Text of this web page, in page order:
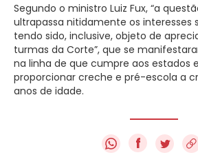
Segundo o ministro Luiz Fux, “a
ultrapassa nitidamente os interesses
tendo sido, inclusive, objeto de
turmas da Corte”, que se
na linha de que cumpre aos estados
proporcionar creche e pré-escola a
anos de idade.
f